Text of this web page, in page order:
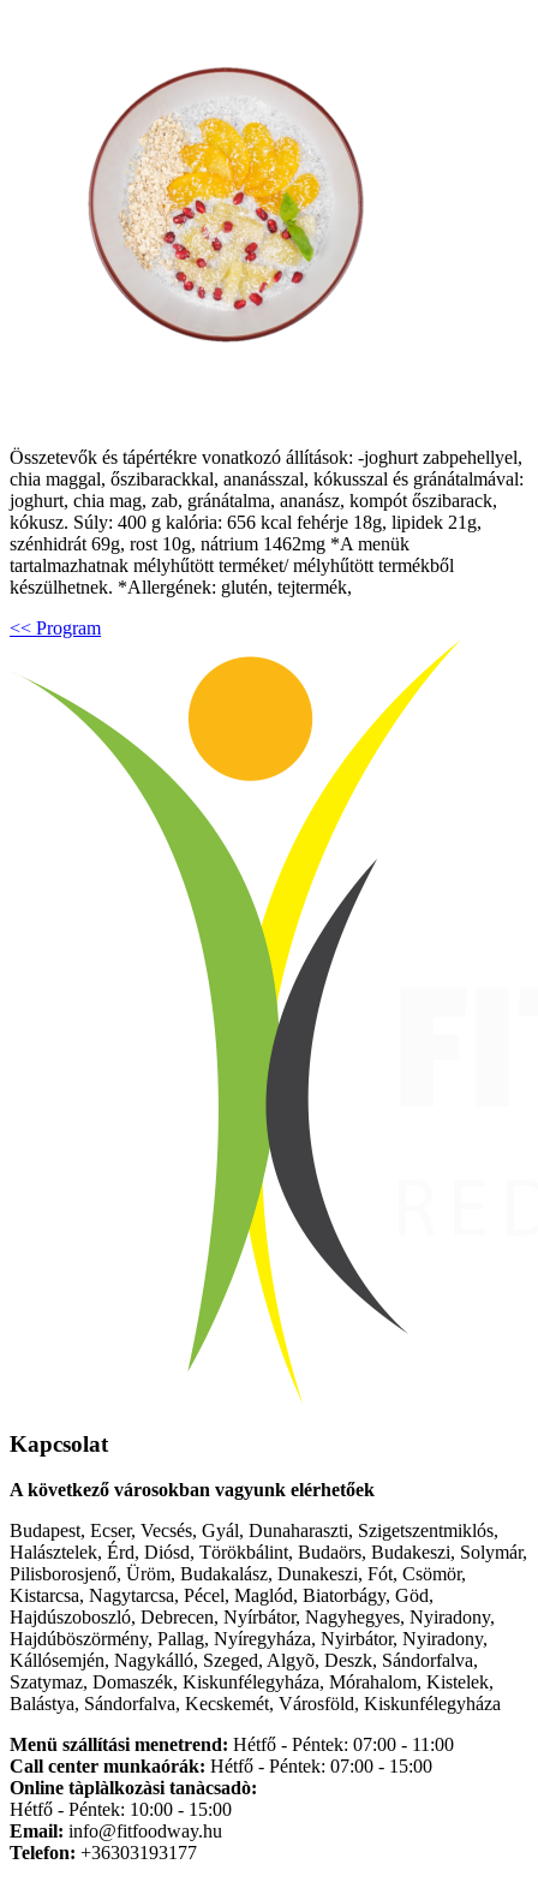
Összetevők és tápértékre vonatkozó állítások: -joghurt zabpehellyel,
chia maggal, őszibarackkal, ananásszal, kókusszal és gránátalmával:
joghurt, chia mag, zab, gránátalma, ananász, kompót őszibarack,
kókusz. Súly: 400 g kalória: 656 kcal fehérje 18g, lipidek 21g,
szénhidrát 69g, rost 10g, nátrium 1462mg *A menük
tartalmazhatnak mélyhűtött terméket/ mélyhűtött termékből
készülhetnek. *Allergének: glutén, tejtermék,
<< Program
Kapcsolat
A következő városokban vagyunk elérhetőek
Budapest, Ecser, Vecsés, Gyál, Dunaharaszti, Szigetszentmiklós,
Halásztelek, Érd, Diósd, Törökbálint, Budaörs, Budakeszi, Solymár,
Pilisborosjenő, Üröm, Budakalász, Dunakeszi, Fót, Csömör,
Kistarcsa, Nagytarcsa, Pécel, Maglód, Biatorbágy, Göd,
Hajdúszoboszló, Debrecen, Nyírbátor, Nagyhegyes, Nyiradony,
Hajdúböszörmény, Pallag, Nyíregyháza, Nyirbátor, Nyiradony,
Kállósemjén, Nagykálló, Szeged, Algyõ, Deszk, Sándorfalva,
Szatymaz, Domaszék, Kiskunfélegyháza, Mórahalom, Kistelek,
Balástya, Sándorfalva, Kecskemét, Városföld, Kiskunfélegyháza
Menü szállítási menetrend: Hétfő - Péntek: 07:00 - 11:00
Call center munkaórák: Hétfő - Péntek: 07:00 - 15:00
Online tàplàlkozàsi tanàcsadò:
Hétfő - Péntek: 10:00 - 15:00
Email: info@fitfoodway.hu
Telefon: +36303193177